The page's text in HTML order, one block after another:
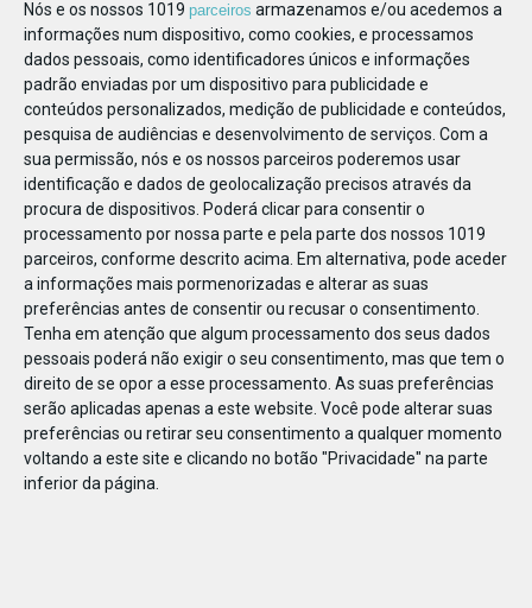
Nós e os nossos 1019 parceiros armazenamos e/ou acedemos a
informações num dispositivo, como cookies, e processamos
dados pessoais, como identificadores únicos e informações
padrão enviadas por um dispositivo para publicidade e
conteúdos personalizados, medição de publicidade e conteúdos,
pesquisa de audiências e desenvolvimento de serviços. Com a
sua permissão, nós e os nossos parceiros poderemos usar
identificação e dados de geolocalização precisos através da
procura de dispositivos. Poderá clicar para consentir o
processamento por nossa parte e pela parte dos nossos 1019
parceiros, conforme descrito acima. Em alternativa, pode aceder
a informações mais pormenorizadas e alterar as suas
preferências antes de consentir ou recusar o consentimento.
Tenha em atenção que algum processamento dos seus dados
pessoais poderá não exigir o seu consentimento, mas que tem o
direito de se opor a esse processamento. As suas preferências
serão aplicadas apenas a este website. Você pode alterar suas
preferências ou retirar seu consentimento a qualquer momento
voltando a este site e clicando no botão "Privacidade" na parte
inferior da página.
1235802025400204